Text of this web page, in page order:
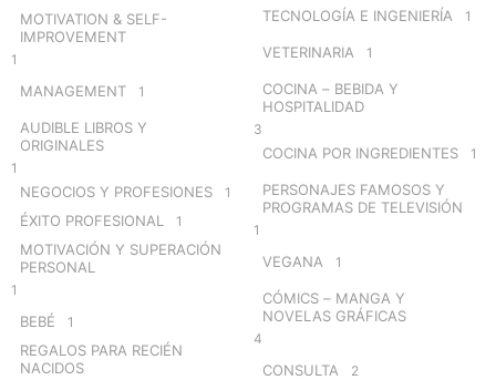
MOTIVATION & SELF-
IMPROVEMENT
1
MANAGEMENT 1
AUDIBLE LIBROS Y
ORIGINALES
1
NEGOCIOS Y PROFESIONES 1
ÉXITO PROFESIONAL 1
MOTIVACIÓN Y SUPERACIÓN
PERSONAL
1
BEBÉ 1
REGALOS PARA RECIÉN
NACIDOS
TECNOLOGÍA E INGENIERÍA 1
VETERINARIA 1
COCINA – BEBIDA Y
HOSPITALIDAD
3
COCINA POR INGREDIENTES 1
PERSONAJES FAMOSOS Y
PROGRAMAS DE TELEVISIÓN
1
VEGANA 1
CÓMICS – MANGA Y
NOVELAS GRÁFICAS
4
CONSULTA 2